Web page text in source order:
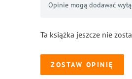
Opinie mogą dodawać
Ta książka jeszcze nie
ZOSTAW OPINIĘ